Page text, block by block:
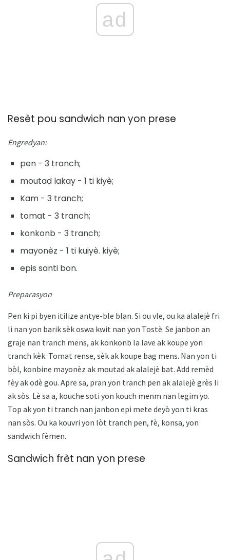
ad
Resèt pou sandwich nan yon prese
Engredyan:
pen - 3 tranch;
moutad lakay - 1 ti kiyè;
Kam - 3 tranch;
tomat - 3 tranch;
konkonb - 3 tranch;
mayonèz - 1 ti kuiyè. kiyè;
epis santi bon.
Preparasyon
Pen ki pi byen itilize antye-ble blan. Si ou vle, ou ka alalejè fri
li nan yon barik sèk oswa kwit nan yon Tostè. Se janbon an
graje nan tranch mens, ak konkonb la lave ak koupe yon
tranch kèk. Tomat rense, sèk ak koupe bag mens. Nan yon ti
bòl, konbine mayonèz ak moutad ak alalejè bat. Add remèd
fèy ak odè gou. Apre sa, pran yon tranch pen ak alalejè grès li
ak sòs. Lè sa a, kouche soti yon kouch menm nan legim yo.
Top ak yon ti tranch nan janbon epi mete deyò yon ti kras
nan sòs. Ou ka kouvri yon lòt tranch pen, fè, konsa, yon
sandwich fèmen.
Sandwich frèt nan yon prese